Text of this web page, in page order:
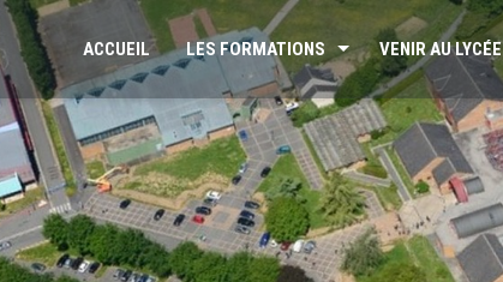
ACCUEIL LES FORMATIONS VENIR AU LYCÉE